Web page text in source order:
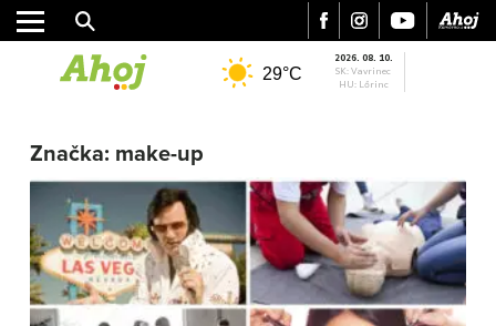
ŠPORT
KULTÚRA
FOTKY
VIDEO
MIX
29°C
2026. 08. 10.
SK: Vavrinec
HU: Lőrinc
Značka: make-up